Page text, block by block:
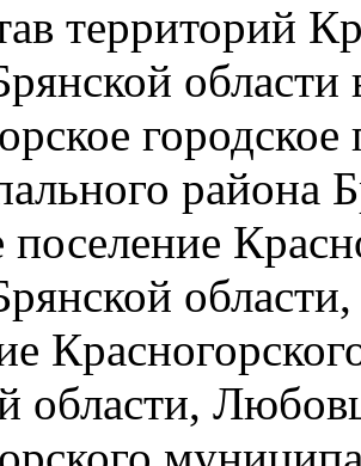
территорий
района
поселение
области,
области,